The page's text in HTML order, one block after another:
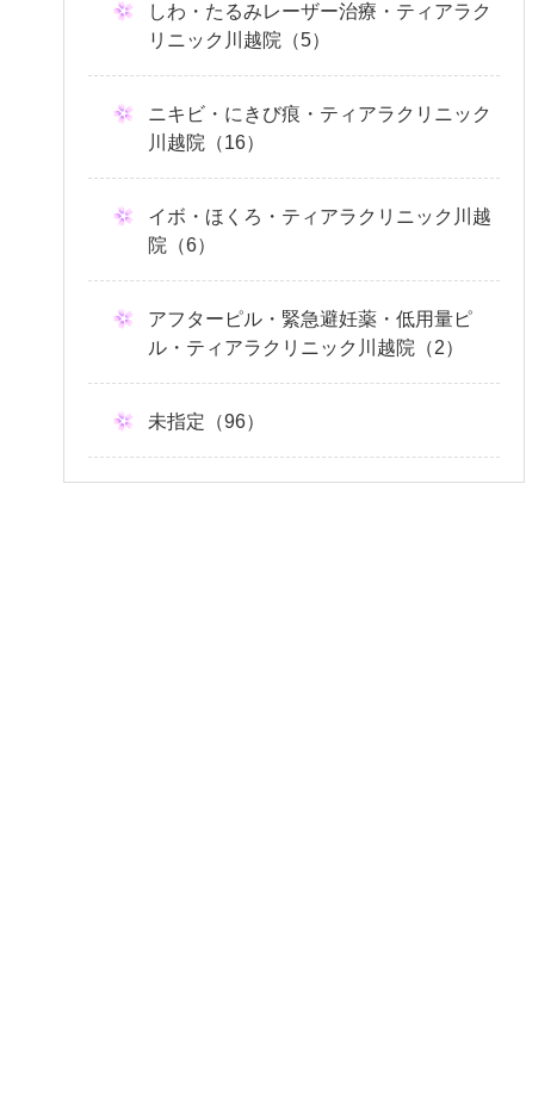
しわ・たるみレーザー治療・ティアラク
リニック川越院（5）
ニキビ・にきび痕・ティアラクリニック
川越院（16）
イボ・ほくろ・ティアラクリニック川越
院（6）
アフターピル・緊急避妊薬・低用量ピ
ル・ティアラクリニック川越院（2）
未指定（96）